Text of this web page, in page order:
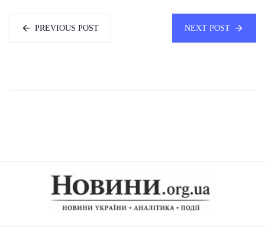
PREVIOUS POST NEXT POST